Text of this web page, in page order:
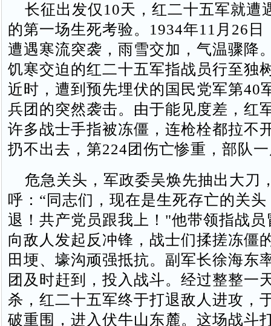
长征出发仅10天，红二十五军就遭
的第一场生死考验。1934年11月26日
遭遇寒流突袭，雨雪交加，气温骤降
饥寒交迫的红二十五军指战员行至独
近时，遭到预先埋伏的国民党军第40
兵团的突然袭击。由于能见度差，红
许多战士手指被冻僵，连枪栓都拉不
扔不出去，第224团伤亡惨重，部队
危急关头，军政委吴焕先抽出大刀
呼：“同志们，现在是生死存亡的关
退！共产党员跟我上！"他带领指战员
向敌人发起反冲锋，战士们揉搓冻僵
田埂、壕沟顽强抵抗。副军长徐海东
团及时赶到，投入战斗。经过整整一
杀，红二十五军终于打退敌人进攻，
破重围，进入伏牛山东麓。这场战斗